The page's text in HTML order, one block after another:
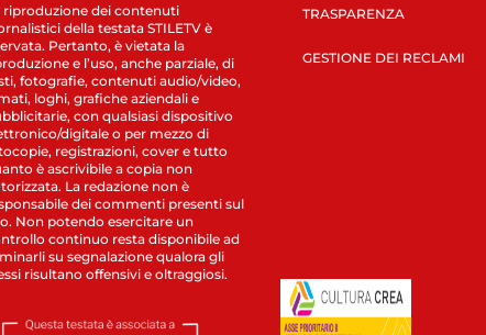
riproduzione dei contenuti
della testata STILETV è
Pertanto, è vietata la
e l’uso, anche parziale, di
fotografie, contenuti audio/video,
loghi, grafiche aziendali e
con qualsiasi dispositivo
digitale o per mezzo di
registrazioni, cover e tutto
è ascrivibile a copia non
La redazione non è
dei commenti presenti sul
Non potendo esercitare un
continuo resta disponibile ad
su segnalazione qualora gli
risultano offensivi e oltraggiosi.
TRASPARENZA
GESTIONE DEI RECLAMI